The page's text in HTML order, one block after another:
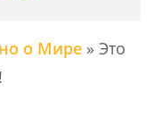
о Мире » Это